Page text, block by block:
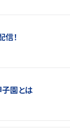
！
子園とは